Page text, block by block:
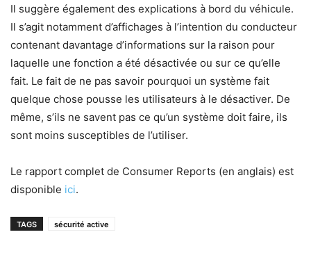
Il suggère également des explications à bord du véhicule.
Il s’agit notamment d’affichages à l’intention du conducteur
contenant davantage d’informations sur la raison pour
laquelle une fonction a été désactivée ou sur ce qu’elle
fait. Le fait de ne pas savoir pourquoi un système fait
quelque chose pousse les utilisateurs à le désactiver. De
même, s’ils ne savent pas ce qu’un système doit faire, ils
sont moins susceptibles de l’utiliser.
Le rapport complet de Consumer Reports (en anglais) est
disponible ici.
TAGS sécurité active